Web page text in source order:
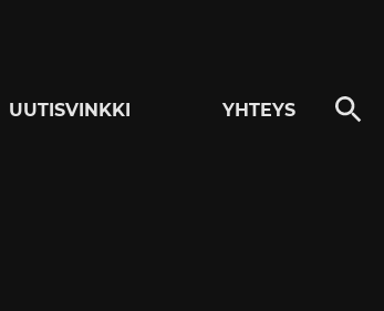
UUTISVINKKI YHTEYS